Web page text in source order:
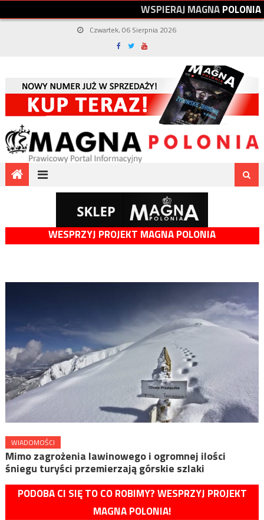
WSPIERAJMAGNAPOLONIA
Czwartek, 06 Sierpnia 2026
WESPRZYJ PROJEKT MAGNA POLONIA
WIADOMOŚCI
Mimo zagrożenia lawinowego i ogromnej ilości
śniegu turyści przemierzają górskie szlaki
PODOBA CI SIĘ TO CO ROBIMY? WESPRZYJ PROJEKT
MAGNA POLONIA!